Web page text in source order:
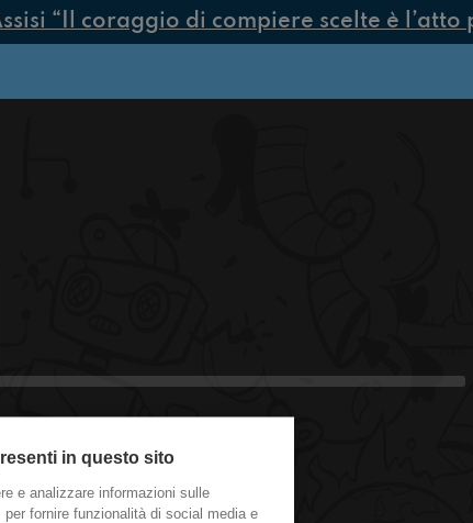
“Il coraggio di compiere scelte è l’atto
in questo sito
e analizzare informazioni sulle
fornire funzionalità di social media e